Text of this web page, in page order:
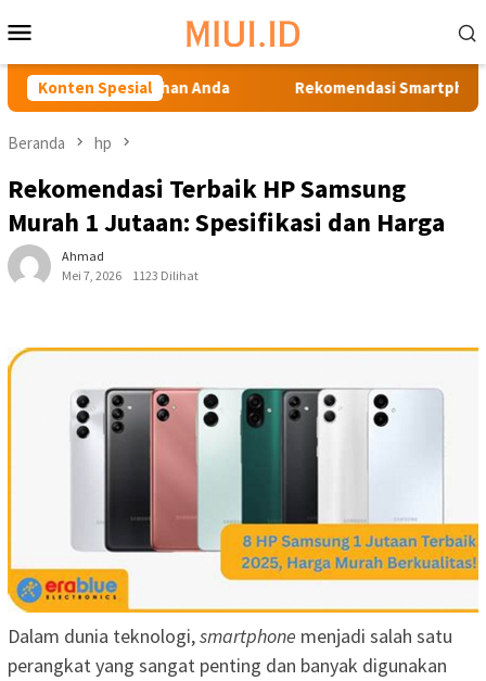
ke
kontenMobile
Konten Spesial
Kebutuhan Anda Rekomendasi Smartphone Terbaik di
Beranda hp
Rekomendasi Terbaik HP Samsung
Murah 1 Jutaan: Spesifikasi dan Harga
Ahmad
Mei 7, 2026
1123 Dilihat
Dalam dunia teknologi,smartphone menjadi salah satu
perangkat yang sangat penting dan banyak digunakan